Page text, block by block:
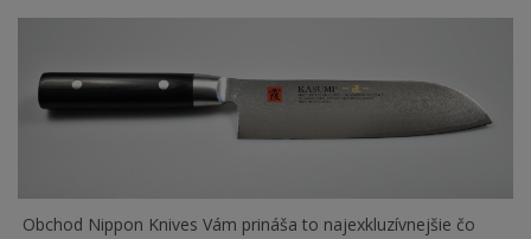
Obchod Nippon Knives Vám prináša to najexkluzívnejšie čo